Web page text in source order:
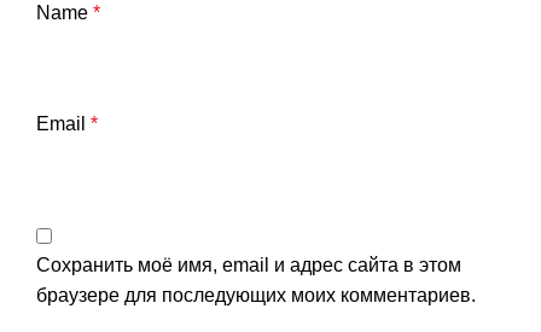
Name *
Email *
Сохранить моё имя, email и адрес сайта в этом
браузере для последующих моих комментариев.